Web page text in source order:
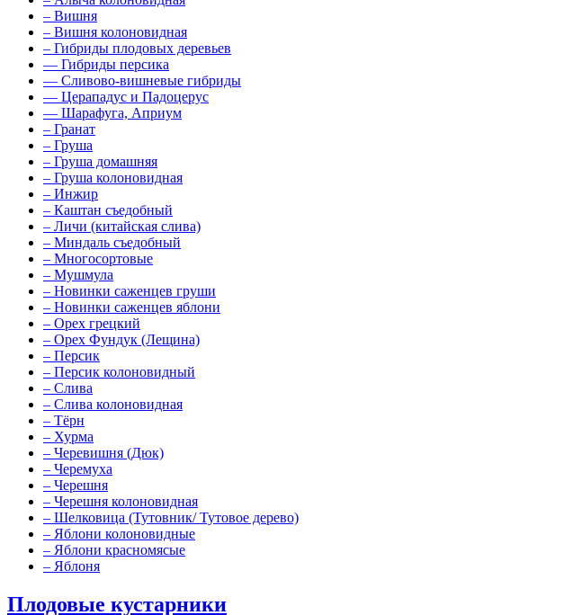
– Вишня
– Вишня колоновидная
– Гибриды плодовых деревьев
–– Гибриды персика
–– Сливово-вишневые гибриды
–– Церападус и Падоцерус
–– Шарафуга, Априум
– Гранат
– Груша
– Груша домашняя
– Груша колоновидная
– Инжир
– Каштан съедобный
– Личи (китайская слива)
– Миндаль съедобный
– Многосортовые
– Мушмула
– Новинки саженцев груши
– Новинки саженцев яблони
– Орех грецкий
– Орех Фундук (Лещина)
– Персик
– Персик колоновидный
– Слива
– Слива колоновидная
– Тёрн
– Хурма
– Черевишня (Дюк)
– Черемуха
– Черешня
– Черешня колоновидная
– Шелковица (Тутовник/ Тутовое дерево)
– Яблони колоновидные
– Яблони красномясые
– Яблоня
Плодовые кустарники